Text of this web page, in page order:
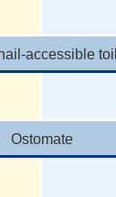
accessible
Ostomate